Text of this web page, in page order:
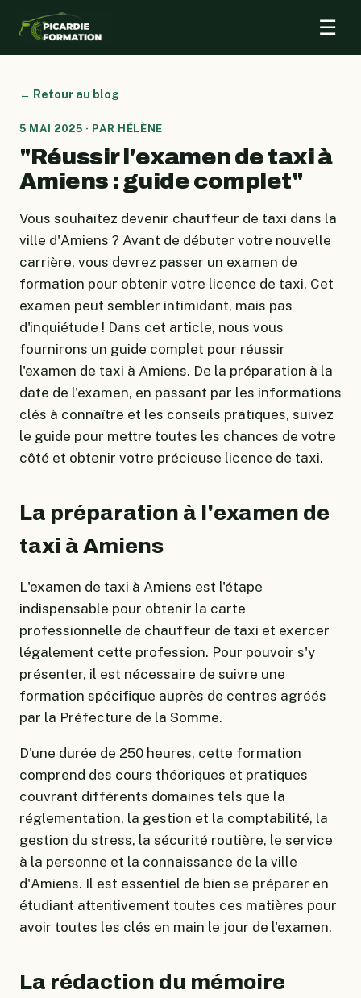
☰
← Retour au blog
5 MAI 2025 · PAR HÉLÈNE
"Réussir l'examen de taxi à
Amiens : guide complet"
Vous souhaitez devenir chauffeur de taxi dans la
ville d'Amiens ? Avant de débuter votre nouvelle
carrière, vous devrez passer un examen de
formation pour obtenir votre licence de taxi. Cet
examen peut sembler intimidant, mais pas
d'inquiétude ! Dans cet article, nous vous
fournirons un guide complet pour réussir
l'examen de taxi à Amiens. De la préparation à la
date de l'examen, en passant par les informations
clés à connaître et les conseils pratiques, suivez
le guide pour mettre toutes les chances de votre
côté et obtenir votre précieuse licence de taxi.
La préparation à l'examen de
taxi à Amiens
L'examen de taxi à Amiens est l'étape
indispensable pour obtenir la carte
professionnelle de chauffeur de taxi et exercer
légalement cette profession. Pour pouvoir s'y
présenter, il est nécessaire de suivre une
formation spécifique auprès de centres agréés
par la Préfecture de la Somme.
D'une durée de 250 heures, cette formation
comprend des cours théoriques et pratiques
couvrant différents domaines tels que la
réglementation, la gestion et la comptabilité, la
gestion du stress, la sécurité routière, le service
à la personne et la connaissance de la ville
d'Amiens. Il est essentiel de bien se préparer en
étudiant attentivement toutes ces matières pour
avoir toutes les clés en main le jour de l'examen.
La rédaction du mémoire